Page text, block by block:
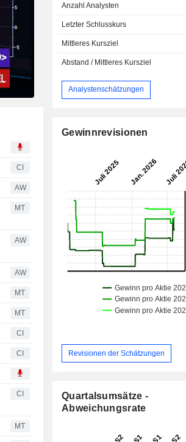
CI
AW
MT
AW
AW
MT
MT
CI
CI
CI
MT
Anzahl Analysten
Letzter Schlusskurs
Mittleres Kursziel
Abstand / Mittleres Kursziel
Analystenschätzungen
Gewinnrevisionen
Revisionen der Schätzungen
Quartalsumsätze -
Abweichungsrate